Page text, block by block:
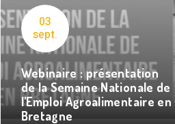
03
sept.
Webinaire : présentation
de la Semaine Nationale de
l'Emploi Agroalimentaire en
Bretagne